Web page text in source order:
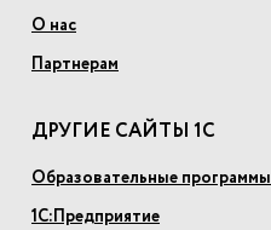
О нас
Партнерам
ДРУГИЕ САЙТЫ 1С
Образовательные
1С:Предприятие